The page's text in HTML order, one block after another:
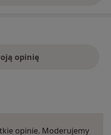
opinię
opinie. Moderujemy